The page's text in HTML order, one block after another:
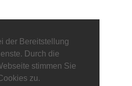
der Bereitstellung
Durch die
stimmen Sie
zu.
Impressum Kontakt